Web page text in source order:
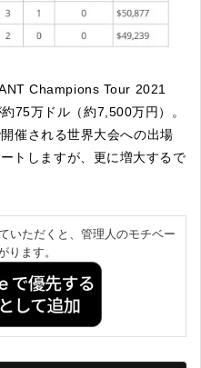
Champions Tour 2021
75万ドル（約7,500万円）。
催される世界大会への出場
トしますが、更に増大するで
いただくと、管理人のモチベー
ります。